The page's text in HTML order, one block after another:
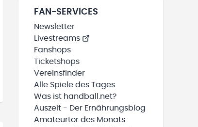
FAN-SERVICES
Newsletter
Livestreams
Fanshops
Ticketshops
Vereinsfinder
Alle Spiele des Tages
Was ist handball.net?
Auszeit - Der Ernährungsblog
Amateurtor des Monats